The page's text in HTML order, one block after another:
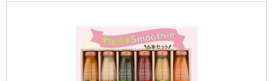
たら事業者まで直接お問い合わせ下さい。